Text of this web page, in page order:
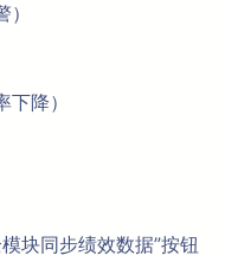
降）
块同步绩效数据”按钮